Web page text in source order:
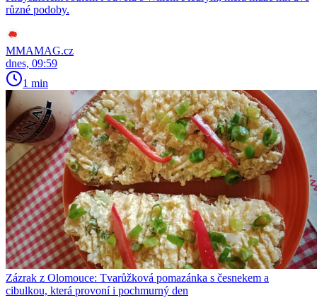
různé podoby.
MMAMAG.cz
dnes, 09:59
1 min
Zázrak z Olomouce: Tvarůžková pomazánka s česnekem a
cibulkou, která provoní i pochmurný den